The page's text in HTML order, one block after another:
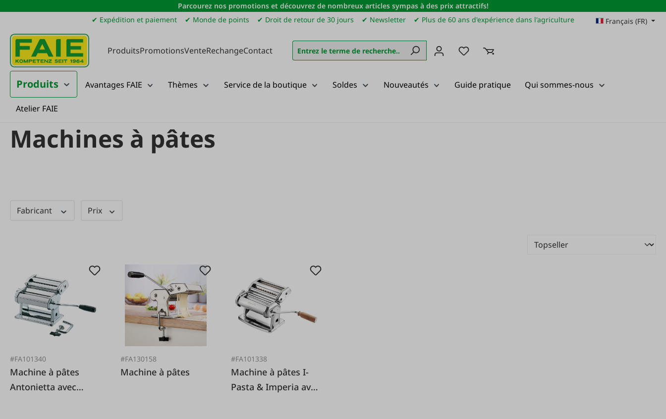
au contenu principal
Passer à la recherche
Passer à la navigation principale
Parcourez nos promotions et découvrez de nombreux articles sympas à des prix attractifs!
✔ Expédition et paiement
✔ Monde de points ✔ Droit de retour de 30 jours ✔ Newsletter ✔ Plus de 60 ans d'expérience dans l'agriculture Français (FR)
ProduitsPromotionsVenteRechangeContact Vous avez 0 articles dans votre liste de souhaits
Produits Avantages FAIE Thèmes Service de la boutique Soldes Nouveautés Guide pratique Qui sommes-nous
Atelier FAIE
Produits Ménage
Machines à pâtes
Fabricant Prix
#FA101340
Machine à pâtes
Antonietta avec
#FA130158
Machine à pâtes
#FA101338
Machine à pâtes I-
Pasta & Imperia avec